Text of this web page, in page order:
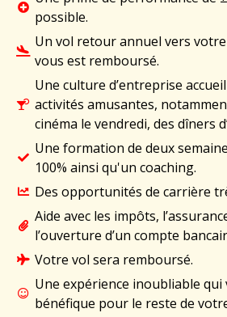
possible.
Un vol retour annuel vers votre
vous est remboursé.
Une culture d’entreprise
activités amusantes,
cinéma le vendredi, des dîners
Une formation de deux
100% ainsi qu'un coaching.
Des opportunités de carrière
Aide avec les impôts,
l’ouverture d’un compte
Votre vol sera remboursé.
Une expérience inoubliable qui
bénéfique pour le reste de